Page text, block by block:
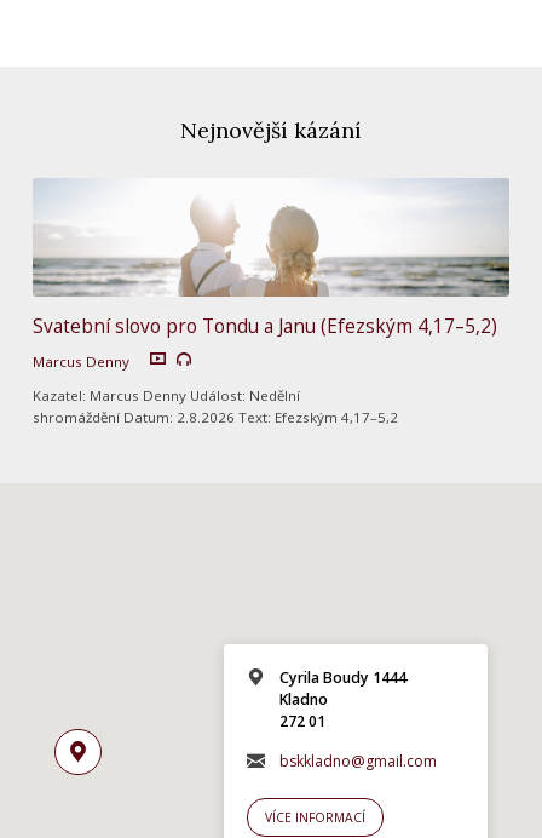
Nejnovější kázání
Svatební slovo pro Tondu a Janu (Efezským 4,17–5,2)
Marcus Denny
Kazatel: Marcus Denny Událost: Nedělní
shromáždění Datum: 2.8.2026 Text: Efezským 4,17–5,2
Cyrila Boudy 1444
Kladno
272 01
bskkladno@gmail.com
VÍCE INFORMACÍ